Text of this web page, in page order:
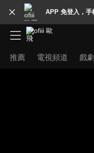
APP 免登入，手
推薦 電視頻道 戲劇